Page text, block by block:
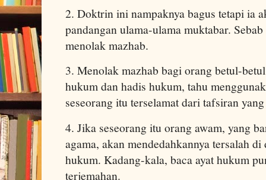
2. Doktrin ini nampaknya bagus tetapi ia
pandangan ulama-ulama muktabar.
menolak mazhab.
3. Menolak mazhab bagi orang betul-
hukum dan hadis hukum, tahu
seseorang itu terselamat dari tafsiran
4. Jika seseorang itu orang awam, yang
agama, akan mendedahkannya tersalah
hukum. Kadang-kala, baca ayat hukum
terjemahan.